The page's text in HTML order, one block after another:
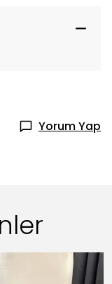
Yorum Yap